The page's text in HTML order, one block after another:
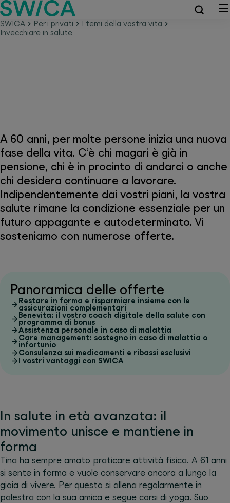
SWICA Per i privati
I temi della vostra vita
Invecchiare in salute
A 60 anni, per molte persone inizia una nuova
fase della vita. C’è chi magari è già in
pensione, chi è in procinto di andarci o anche
chi desidera continuare a lavorare.
Indipendentemente dai vostri piani, la vostra
salute rimane la condizione essenziale per un
futuro appagante e autodeterminato. Vi
sosteniamo con numerose offerte.
Panoramica delle offerte
Restare in forma e risparmiare insieme con le
assicurazioni complementari
Benevita: il vostro coach digitale della salute con
programma di bonus
Assistenza personale in caso di malattia
Care management: sostegno in caso di malattia o
infortunio
Consulenza sui medicamenti e ribassi esclusivi
I vostri vantaggi con SWICA
In salute in età avanzata: il
movimento unisce e mantiene in
forma
Tina ha sempre amato praticare attività fisica. A 61 anni
si sente in forma e vuole conservare ancora a lungo la
gioia di vivere. Per questo si allena regolarmente in
palestra con la sua amica e segue corsi di yoga. Suo